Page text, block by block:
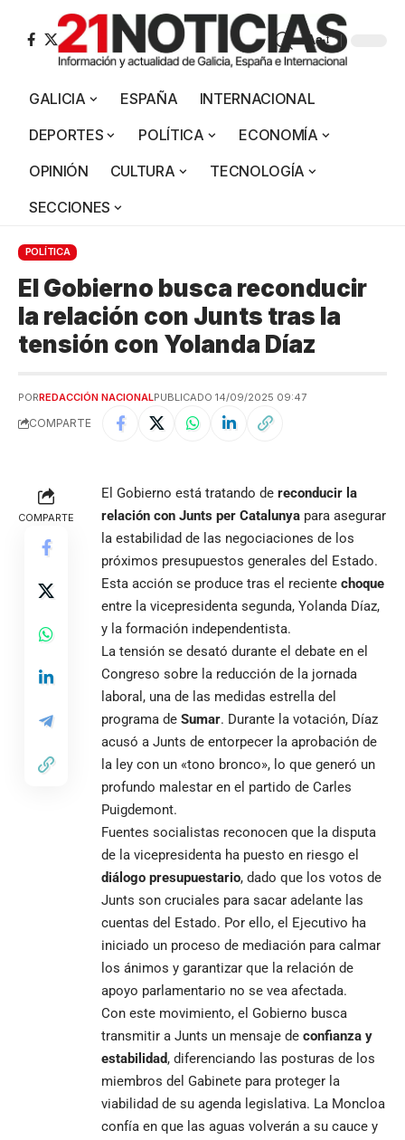
Aa
GALICIA ESPAÑA
INTERNACIONAL
DEPORTES
POLÍTICA
ECONOMÍA
OPINIÓN
CULTURA
TECNOLOGÍA
SECCIONES
POLÍTICA
El Gobierno busca reconducir
la relación con Junts tras la
tensión con Yolanda Díaz
PORREDACCIÓN NACIONALPUBLICADO 14/09/2025 09:47
COMPARTE
COMPARTE
El Gobierno está tratando de reconducir la
relación con Junts per Catalunya para asegurar
la estabilidad de las negociaciones de los
próximos presupuestos generales del Estado.
Esta acción se produce tras el reciente choque
entre la vicepresidenta segunda, Yolanda Díaz,
y la formación independentista.
La tensión se desató durante el debate en el
Congreso sobre la reducción de la jornada
laboral, una de las medidas estrella del
programa de Sumar. Durante la votación, Díaz
acusó a Junts de entorpecer la aprobación de
la ley con un «tono bronco», lo que generó un
profundo malestar en el partido de Carles
Puigdemont.
Fuentes socialistas reconocen que la disputa
de la vicepresidenta ha puesto en riesgo el
diálogo presupuestario, dado que los votos de
Junts son cruciales para sacar adelante las
cuentas del Estado. Por ello, el Ejecutivo ha
iniciado un proceso de mediación para calmar
los ánimos y garantizar que la relación de
apoyo parlamentario no se vea afectada.
Con este movimiento, el Gobierno busca
transmitir a Junts un mensaje de confianza y
estabilidad, diferenciando las posturas de los
miembros del Gabinete para proteger la
viabilidad de su agenda legislativa. La Moncloa
confía en que las aguas volverán a su cauce y